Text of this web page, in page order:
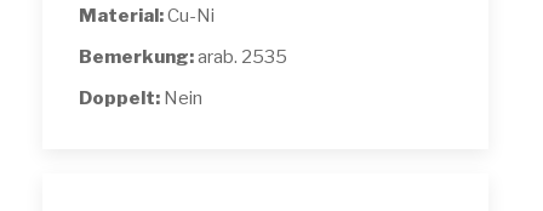
Material:Cu-Ni
Bemerkung:arab. 2535
Doppelt: Nein